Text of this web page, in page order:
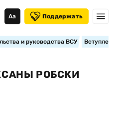
Аа Поддержать
и руководства ВСУ
РОБСКИ